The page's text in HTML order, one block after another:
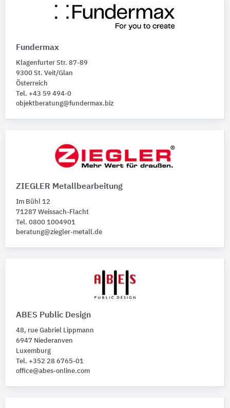
Fundermax
Klagenfurter Str. 87-89
9300 St. Veit/Glan
Österreich
Tel. +43 59 494-0
objektberatung@fundermax.biz
ZIEGLER Metallbearbeitung
Im Bühl 12
71287 Weissach-Flacht
Tel. 0800 1004901
beratung@ziegler-metall.de
ABES Public Design
48, rue Gabriel Lippmann
6947 Niederanven
Luxemburg
Tel. +352 28 6765-01
office@abes-online.com